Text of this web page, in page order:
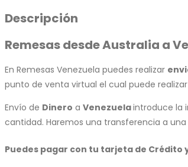
Descripción
Remesas desde Australia a
En Remesas Venezuela puedes realizar
punto de venta virtual el cual puede
Envío de Dinero a Venezuelaintroduce la
cantidad. Haremos una transferencia a
Puedes pagar con tu tarjeta de Crédito